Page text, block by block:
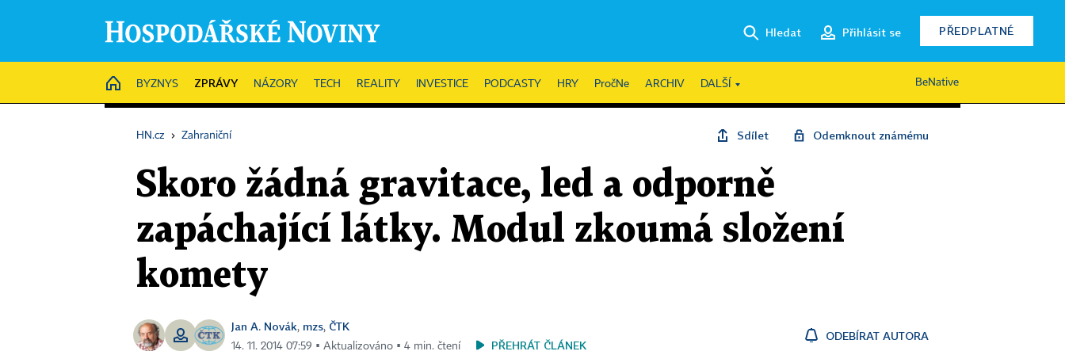
Hledat Přihlásit se PŘEDPLATNÉ
HOME
BYZNYS ZPRÁVY NÁZORY TECH REALITY INVESTICE PODCASTY HRY PročNe ARCHIV DALŠÍ BeNative
HN.cz › Zahraniční Sdílet Odemknout známému
Skoro žádná gravitace, led a odporně
zapáchající látky. Modul zkoumá složení
komety
Jan A. Novák, mzs, ČTK
14. 11. 2014 07:59 ▪ Aktualizováno ▪ 4 min. čtení PŘEHRÁT ČLÁNEK
ODEBÍRAT AUTORA